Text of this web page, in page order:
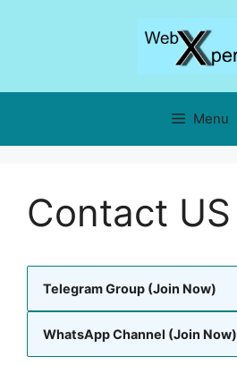
Menu
Contact US
Telegram Group (Join Now)
WhatsApp Channel (Join Now)